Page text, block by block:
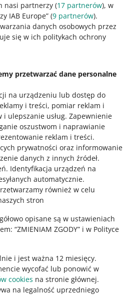
nasi partnerzy (17 partnerów), w
IAB Europe” (9 partnerów).
danych osobowych przez
się w ich politykach ochrony
przetwarzać dane personalne
na urządzeniu lub dostęp do
i treści, pomiar reklam i
ulepszanie usług. Zapewnienie
oszustwom i naprawianie
reklam i treści.
prywatności oraz informowanie
danych z innych źródeł.
. Identyfikacja urządzeń na
automatycznie.
również w celu
stron
opisane są w ustawieniach
“ZMIENIAM ZGODY” i w Polityce
i jest ważna 12 miesięcy.
wycofać lub ponowić w
cookies na stronie głównej.
na legalność uprzedniego
reklamacje, regulamin
Jak uniknąć najczęściej
z nami
Gadane